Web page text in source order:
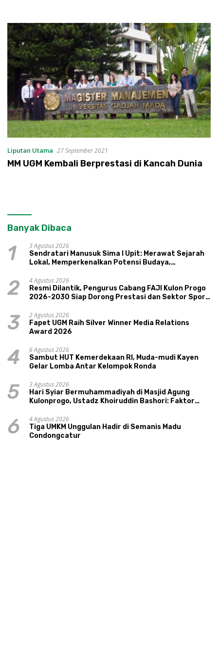
Liputan Utama 27 September 2021
MM UGM Kembali Berprestasi di Kancah Dunia
Banyak Dibaca
1
3 Agustus 2026
Sendratari Manusuk Sima I Upit: Merawat Sejarah
Lokal, Memperkenalkan Potensi Budaya,
2
4 Agustus 2026
Resmi Dilantik, Pengurus Cabang FAJI Kulon Progo
2026-2030 Siap Dorong Prestasi dan Sektor Sport
3
2 Agustus 2026
Fapet UGM Raih Silver Winner Media Relations
Award 2026
4
6 Agustus 2026
Sambut HUT Kemerdekaan RI, Muda-mudi Kayen
Gelar Lomba Antar Kelompok Ronda
5
3 Agustus 2026
Hari Syiar Bermuhammadiyah di Masjid Agung
Kulonprogo, Ustadz Khoiruddin Bashori: Faktor
6
4 Agustus 2026
Tiga UMKM Unggulan Hadir di Semanis Madu
Condongcatur